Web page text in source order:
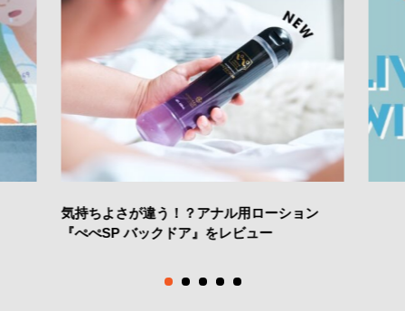
気持ちよさが違う！？アナル用ローション
『ぺぺSP バックドア』をレビュー